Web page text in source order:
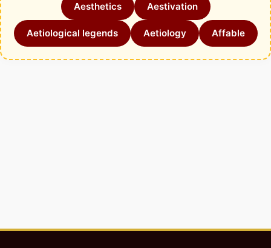
Aesthetics Aestivation
Aetiological legends Aetiology Affable